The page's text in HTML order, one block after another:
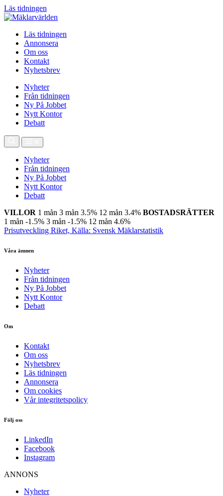
Läs tidningen
Läs tidningen
Annonsera
Om oss
Kontakt
Nyhetsbrev
Nyheter
Från tidningen
Ny På Jobbet
Nytt Kontor
Debatt
Nyheter
Från tidningen
Ny På Jobbet
Nytt Kontor
Debatt
VILLOR 1 mån 3 mån 3.5% 12 mån 3.4% BOSTADSRÄTTER
1 mån -1.5% 3 mån -1.5% 12 mån 4.6%
Prisutveckling Riket, Källa: Svensk Mäklarstatistik
Våra ämnen
Nyheter
Från tidningen
Ny På Jobbet
Nytt Kontor
Debatt
Om
Kontakt
Om oss
Nyhetsbrev
Läs tidningen
Annonsera
Om cookies
Vår integritetspolicy
Följ oss
LinkedIn
Facebook
Instagram
ANNONS
Nyheter